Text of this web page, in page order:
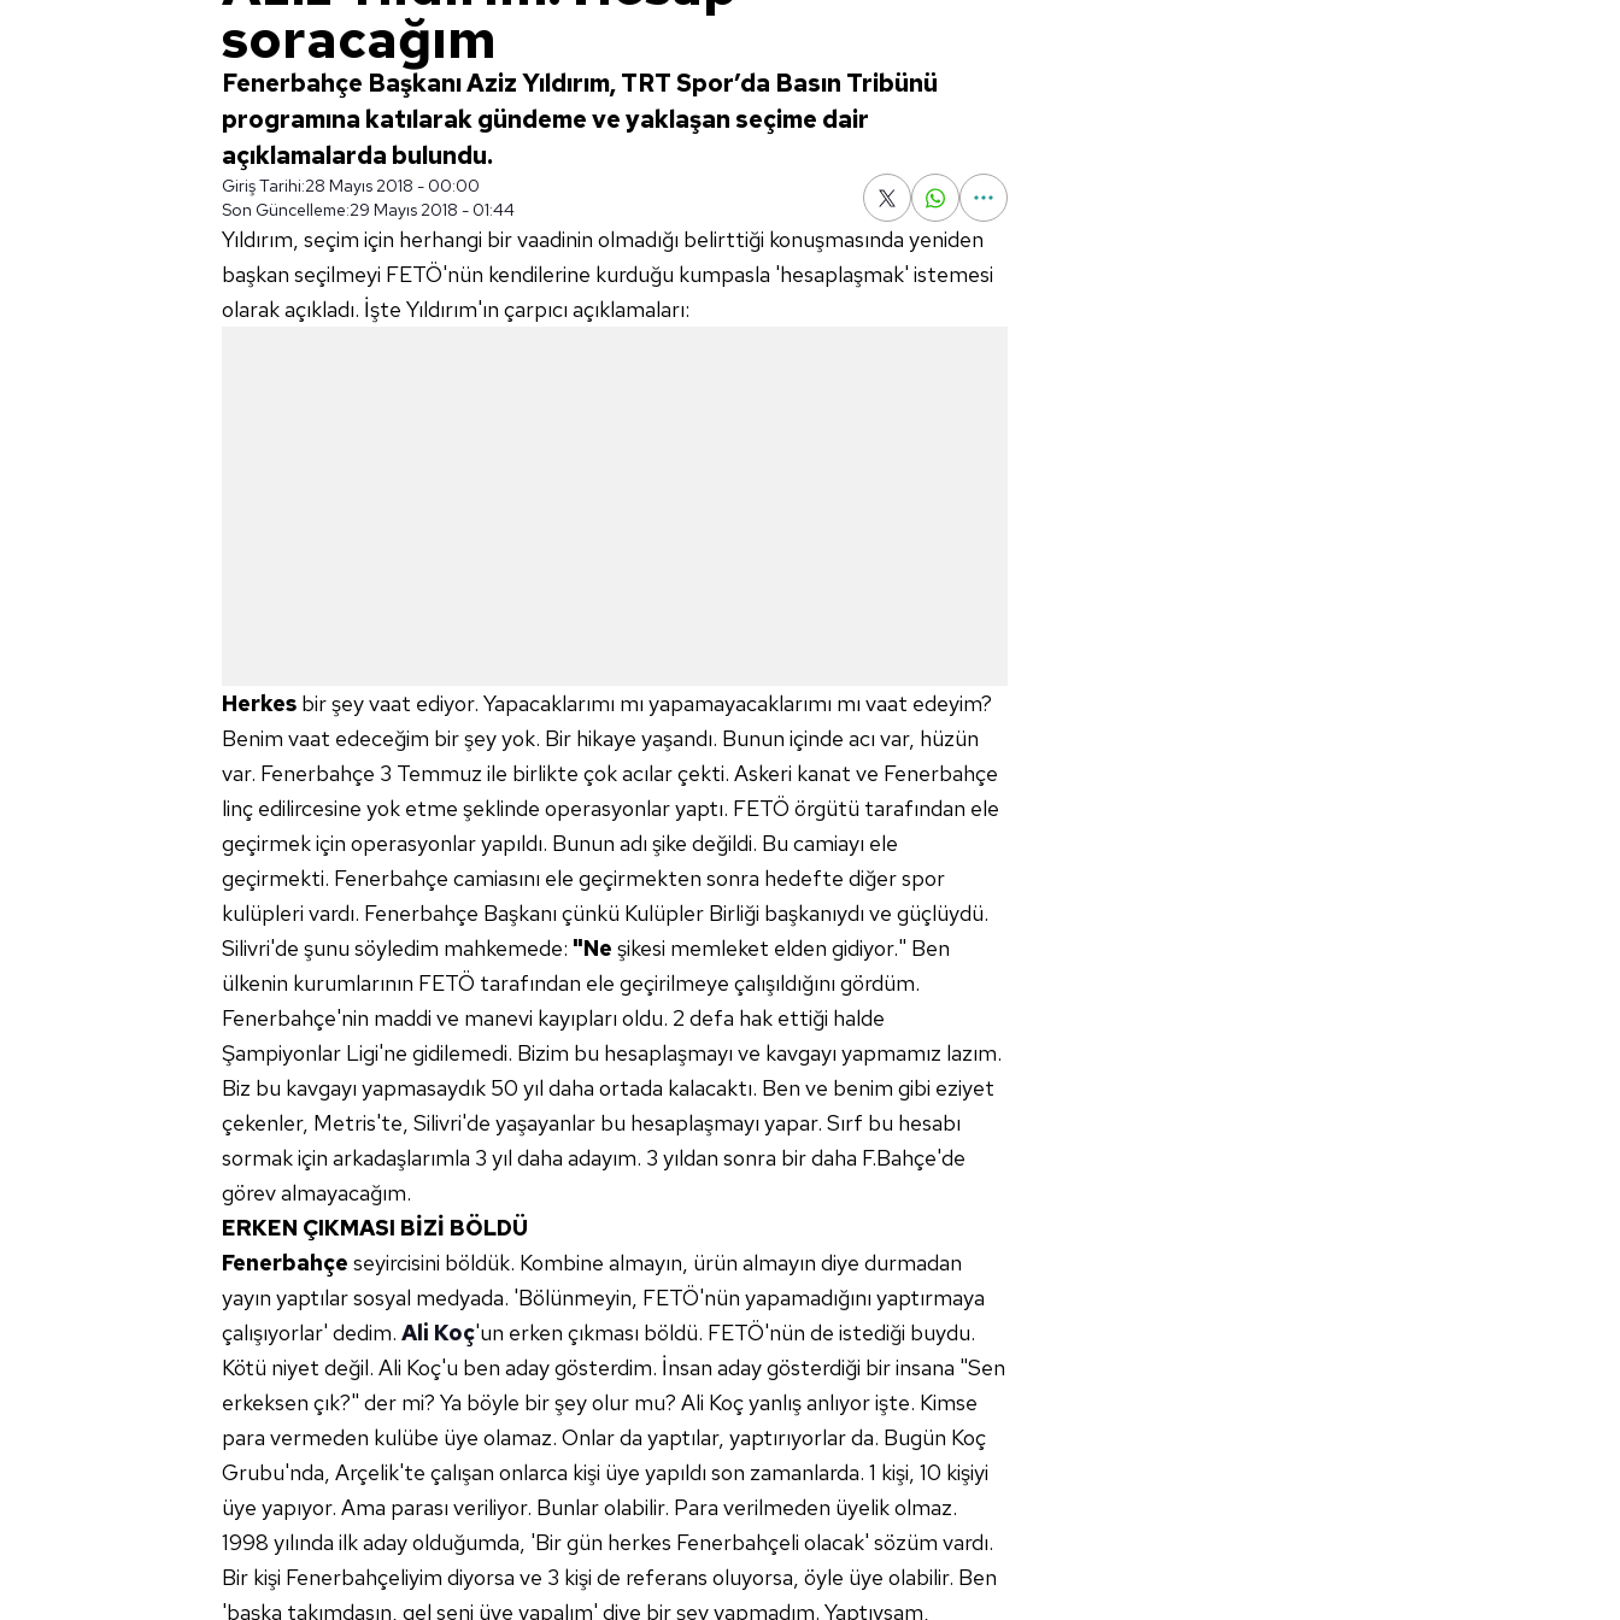
soracağım
Fenerbahçe Başkanı Aziz Yıldırım, TRT Spor’da Basın Tribünü
programına katılarak gündeme ve yaklaşan seçime dair
açıklamalarda bulundu.
Giriş Tarihi:28 Mayıs 2018 - 00:00
Son Güncelleme:29 Mayıs 2018 - 01:44
Yıldırım, seçim için herhangi bir vaadinin olmadığı belirttiği konuşmasında yeniden
başkan seçilmeyi FETÖ'nün kendilerine kurduğu kumpasla 'hesaplaşmak' istemesi
olarak açıkladı. İşte Yıldırım'ın çarpıcı açıklamaları:
Herkes bir şey vaat ediyor. Yapacaklarımı mı yapamayacaklarımı mı vaat edeyim?
Benim vaat edeceğim bir şey yok. Bir hikaye yaşandı. Bunun içinde acı var, hüzün
var. Fenerbahçe 3 Temmuz ile birlikte çok acılar çekti. Askeri kanat ve Fenerbahçe
linç edilircesine yok etme şeklinde operasyonlar yaptı. FETÖ örgütü tarafından ele
geçirmek için operasyonlar yapıldı. Bunun adı şike değildi. Bu camiayı ele
geçirmekti. Fenerbahçe camiasını ele geçirmekten sonra hedefte diğer spor
kulüpleri vardı. Fenerbahçe Başkanı çünkü Kulüpler Birliği başkanıydı ve güçlüydü.
Silivri'de şunu söyledim mahkemede: "Ne şikesi memleket elden gidiyor." Ben
ülkenin kurumlarının FETÖ tarafından ele geçirilmeye çalışıldığını gördüm.
Fenerbahçe'nin maddi ve manevi kayıpları oldu. 2 defa hak ettiği halde
Şampiyonlar Ligi'ne gidilemedi. Bizim bu hesaplaşmayı ve kavgayı yapmamız lazım.
Biz bu kavgayı yapmasaydık 50 yıl daha ortada kalacaktı. Ben ve benim gibi eziyet
çekenler, Metris'te, Silivri'de yaşayanlar bu hesaplaşmayı yapar. Sırf bu hesabı
sormak için arkadaşlarımla 3 yıl daha adayım. 3 yıldan sonra bir daha F.Bahçe'de
görev almayacağım.
ERKEN ÇIKMASI BİZİ BÖLDÜ
Fenerbahçe seyircisini böldük. Kombine almayın, ürün almayın diye durmadan
yayın yaptılar sosyal medyada. 'Bölünmeyin, FETÖ'nün yapamadığını yaptırmaya
çalışıyorlar' dedim. Ali Koç'un erken çıkması böldü. FETÖ'nün de istediği buydu.
Kötü niyet değil. Ali Koç'u ben aday gösterdim. İnsan aday gösterdiği bir insana "Sen
erkeksen çık?" der mi? Ya böyle bir şey olur mu? Ali Koç yanlış anlıyor işte. Kimse
para vermeden kulübe üye olamaz. Onlar da yaptılar, yaptırıyorlar da. Bugün Koç
Grubu'nda, Arçelik'te çalışan onlarca kişi üye yapıldı son zamanlarda. 1 kişi, 10 kişiyi
üye yapıyor. Ama parası veriliyor. Bunlar olabilir. Para verilmeden üyelik olmaz.
1998 yılında ilk aday olduğumda, 'Bir gün herkes Fenerbahçeli olacak' sözüm vardı.
Bir kişi Fenerbahçeliyim diyorsa ve 3 kişi de referans oluyorsa, öyle üye olabilir. Ben
'başka takımdasın, gel seni üye yapalım' diye bir şey yapmadım. Yaptıysam,